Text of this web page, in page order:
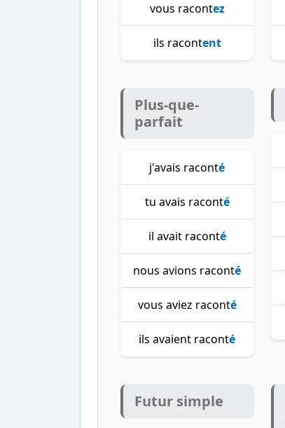
vous racontez
ils racontent
Plus-que-
parfait
j'avais raconté
tu avais raconté
il avait raconté
nous avions raconté
vous aviez raconté
ils avaient raconté
Futur simple